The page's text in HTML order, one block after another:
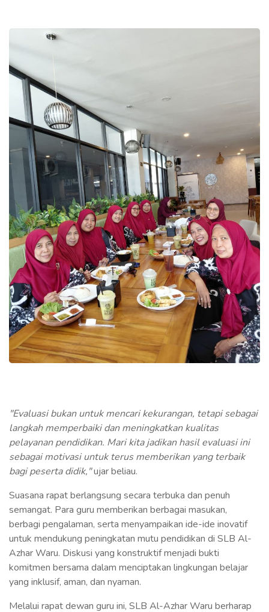
"Evaluasi bukan untuk mencari kekurangan, tetapi sebagai
langkah memperbaiki dan meningkatkan kualitas
pelayanan pendidikan. Mari kita jadikan hasil evaluasi ini
sebagai motivasi untuk terus memberikan yang terbaik
bagi peserta didik,"ujar beliau.
Suasana rapat berlangsung secara terbuka dan penuh
semangat. Para guru memberikan berbagai masukan,
berbagi pengalaman, serta menyampaikan ide-ide inovatif
untuk mendukung peningkatan mutu pendidikan di SLB Al-
Azhar Waru. Diskusi yang konstruktif menjadi bukti
komitmen bersama dalam menciptakan lingkungan belajar
yang inklusif, aman, dan nyaman.
Melalui rapat dewan guru ini, SLB Al-Azhar Waru berharap